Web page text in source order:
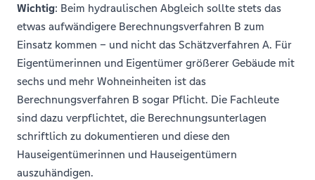
Wichtig: Beim hydraulischen Abgleich sollte stets das
etwas aufwändigere Berechnungsverfahren B zum
Einsatz kommen – und nicht das Schätzverfahren A. Für
Eigentümerinnen und Eigentümer größerer Gebäude mit
sechs und mehr Wohneinheiten ist das
Berechnungsverfahren B sogar Pflicht. Die Fachleute
sind dazu verpflichtet, die Berechnungsunterlagen
schriftlich zu dokumentieren und diese den
Hauseigentümerinnen und Hauseigentümern
auszuhändigen.